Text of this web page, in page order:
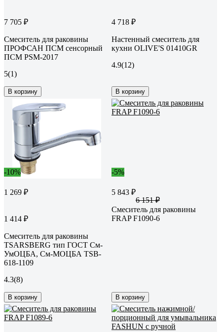
7 705 ₽
Смеситель для раковины
ПРОФСАН ПСМ сенсорный
ПСМ PSM-2017
5(1)
В корзину
4 718 ₽
Настенный смеситель для
кухни OLIVE'S 01410GR
4.9(12)
В корзину
-10%
1 269 ₽
1 414 ₽
Смеситель для раковины
TSARSBERG тип ГОСТ См-
УмОЦБА, См-МОЦБА TSB-
618-1109
4.3(8)
В корзину
-5%
5 843 ₽
6 151 ₽
Смеситель для раковины
FRAP F1090-6
В корзину